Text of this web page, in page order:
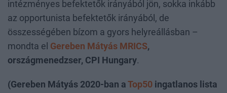
intézményes befektetők irányából jön, sokka inkább
az opportunista befektetők irányából, de
összességében bízom a gyors helyreállásban –
mondta el Gereben Mátyás MRICS,
országmenedzser, CPI Hungary.
(Gereben Mátyás 2020-ban a Top50 ingatlanos lista